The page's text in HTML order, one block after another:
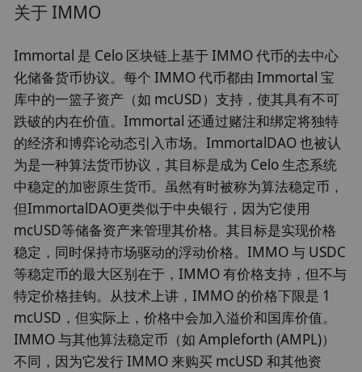
关于 IMMO
Immortal 是 Celo 区块链上基于 IMMO 代币的去中心
化储备货币协议。每个 IMMO 代币都由 Immortal 宝
库中的一篮子资产（如 mcUSD）支持，使其具有不可
跌破的内在价值。Immortal 还通过赌注和绑定将独特
的经济和博弈论动态引入市场。ImmortalDAO 也被认
为是一种算法货币协议，其目标是成为 Celo 生态系统
中稳定的加密原生货币。虽然有时被称为算法稳定币，
但ImmortalDAO更类似于中央银行，因为它使用
mcUSD等储备资产来管理其价格。其目标是实现价格
稳定，同时保持市场驱动的浮动价格。IMMO 与 USDC
等稳定币的最大区别在于，IMMO 有价格支持，但不与
特定价格挂钩。从技术上讲，IMMO 的价格下限是 1
mcUSD，但实际上，价格中会加入溢价和国库价值。
IMMO 与其他算法稳定币（如 Ampleforth (AMPL)）
不同，因为它发行 IMMO 来购买 mcUSD 和其他资